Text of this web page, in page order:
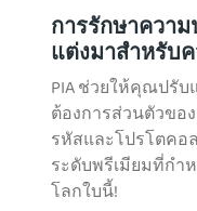
การรักษาควา
แต่งมาสำหรับ
PIA ช่วยให้คุณปรับ
ต้องการส่วนตัวขอ
รหัสและโปรโตคอ
ระดับพรีเมียมที่ก
โลกใบนี้!